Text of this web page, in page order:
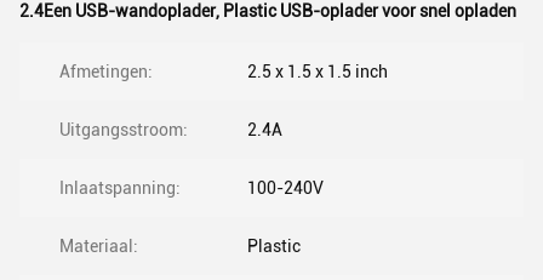
2.4Een USB-wandoplader, Plastic USB-oplader voor snel opladen
Afmetingen: 2.5 x 1.5 x 1.5 inch
Uitgangsstroom: 2.4A
Inlaatspanning: 100-240V
Materiaal: Plastic